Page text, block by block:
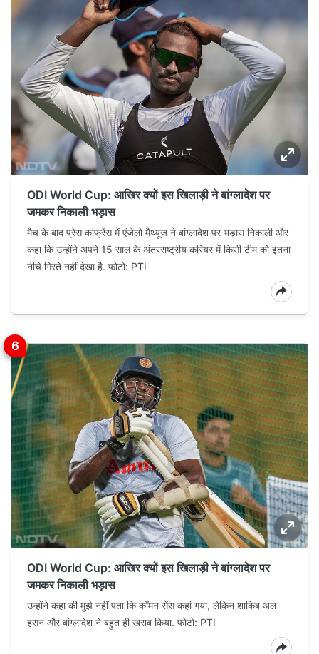
ODI World Cup: आखिर क्यों इस खिलाड़ी ने बांग्‍लादेश पर
जमकर निकाली भड़ास
मैच के बाद प्रेस कांफ्रेंस में एंजेलो मैथ्‍यूज ने बांग्‍लादेश पर भड़ास निकाली और
कहा कि उन्‍होंने अपने 15 साल के अंतरराष्‍ट्रीय करियर में किसी टीम को इतना
नीचे गिरते नहीं देखा है. फोटो: PTI
ODI World Cup: आखिर क्यों इस खिलाड़ी ने बांग्‍लादेश पर
जमकर निकाली भड़ास
उन्होंने कहा की मुझे नहीं पता कि कॉमन सेंस कहां गया, लेकिन शाकिब अल
हसन और बांग्‍लादेश ने बहुत ही खराब किया. फोटो: PTI